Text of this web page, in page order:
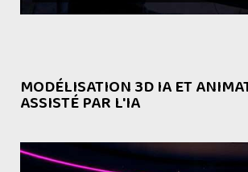
MODÉLISATION 3D IA ET
ASSISTÉ PAR L'IA